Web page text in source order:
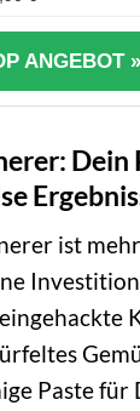
ANGEBOT »
Dein
ist
Paste für